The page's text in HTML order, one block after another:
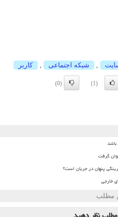
, شبكه اجتماعی , كاربر
(1)
(0)
گرفت
پنهان در جریان است؟
خارجی
مطلب